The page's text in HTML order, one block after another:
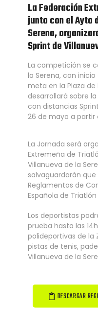
La Federación
junto con el Ayto
Serena,
Sprint de
La competición se
la Serena, con inicio
meta en la Plaza de
desarrollará sobre la
con distancias
26 de mayo a partir
La Jornada será
Extremeña de
Villanueva de la
salvaguardarán
Reglamentos de
Española de
Los deportistas
prueba hasta las
polideportivas de la
pistas de tenis,
Villanueva de la
DESCARGAR